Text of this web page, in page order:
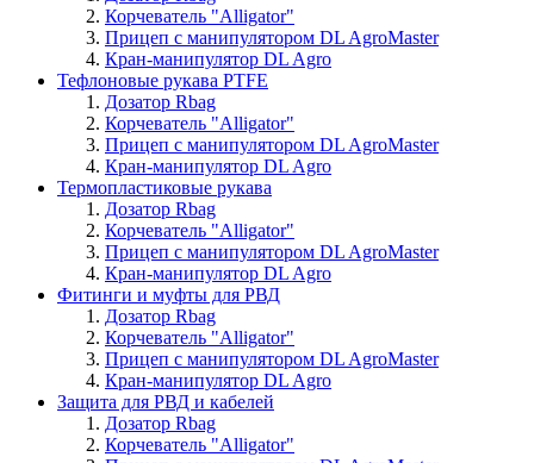
Корчеватель "Alligator"
Прицеп с манипулятором DL AgroMaster
Кран-манипулятор DL Agro
Тефлоновые рукава PTFE
Дозатор Rbag
Корчеватель "Alligator"
Прицеп с манипулятором DL AgroMaster
Кран-манипулятор DL Agro
Термопластиковые рукава
Дозатор Rbag
Корчеватель "Alligator"
Прицеп с манипулятором DL AgroMaster
Кран-манипулятор DL Agro
Фитинги и муфты для РВД
Дозатор Rbag
Корчеватель "Alligator"
Прицеп с манипулятором DL AgroMaster
Кран-манипулятор DL Agro
Защита для РВД и кабелей
Дозатор Rbag
Корчеватель "Alligator"